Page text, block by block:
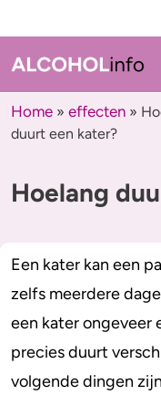
Feiten & tips
Minder
Bezorgd om
Test je
Uitgebreide
Wat drink jij?
Promillage
Home » effecten »
duurt een kater?
Hoelang
Een kater kan een
zelfs meerdere
een kater ongeveer
precies duurt
volgende dingen